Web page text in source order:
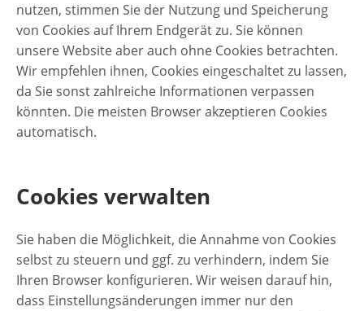
nutzen, stimmen Sie der Nutzung und Speicherung
von Cookies auf Ihrem Endgerät zu. Sie können
unsere Website aber auch ohne Cookies betrachten.
Wir empfehlen ihnen, Cookies eingeschaltet zu lassen,
da Sie sonst zahlreiche Informationen verpassen
könnten. Die meisten Browser akzeptieren Cookies
automatisch.
Cookies verwalten
Sie haben die Möglichkeit, die Annahme von Cookies
selbst zu steuern und ggf. zu verhindern, indem Sie
Ihren Browser konfigurieren. Wir weisen darauf hin,
dass Einstellungsänderungen immer nur den